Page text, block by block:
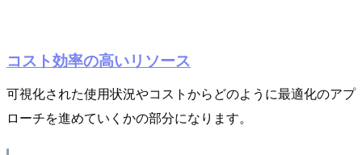
コスト効率の高いリソース
可視化された使用状況やコストからどのように最適化のアプ
ローチを進めていくかの部分になります。